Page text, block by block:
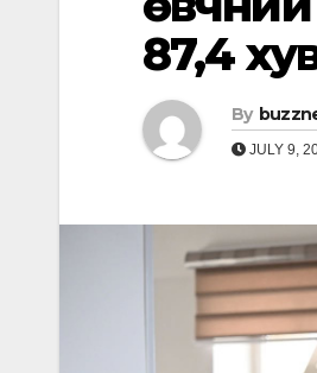
87,4
By
JULY 9,